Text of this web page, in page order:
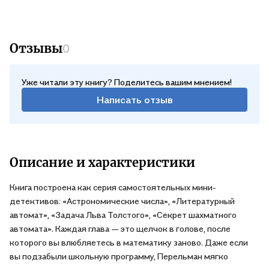
Отзывы0
Уже читали эту книгу? Поделитесь вашим мнением!
Написать отзыв
Описание и характеристики
Книга построена как серия самостоятельных мини-
детективов: «Астрономические числа», «Литературный
автомат», «Задача Льва Толстого», «Секрет шахматного
автомата». Каждая глава — это щелчок в голове, после
которого вы влюбляетесь в математику заново. Даже если
вы подзабыли школьную программу, Перельман мягко